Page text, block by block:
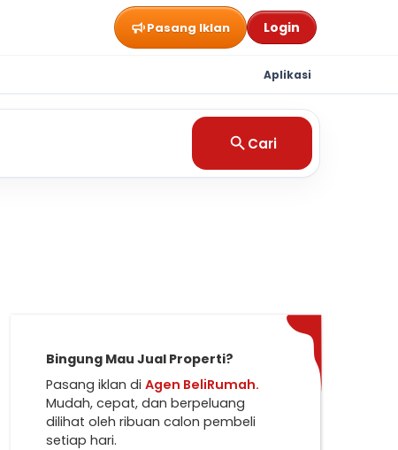
Pasang Iklan Login
Aplikasi
Cari
Bingung Mau Jual Properti?
Pasang iklan di Agen BeliRumah.
Mudah, cepat, dan berpeluang
dilihat oleh ribuan calon pembeli
setiap hari.